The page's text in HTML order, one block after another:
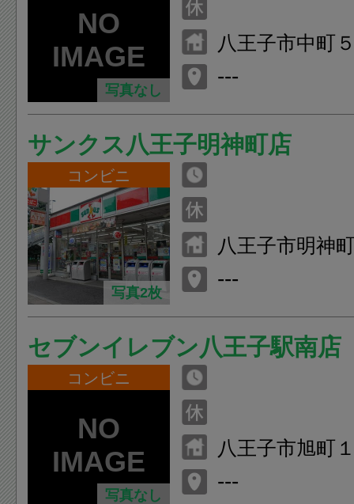
写真なし
八王子市中町
---
サンクス八王子明神町店
コンビニ
写真2枚
八王子市明神
---
セブンイレブン八王子駅南店
コンビニ
写真なし
八王子市旭町
---